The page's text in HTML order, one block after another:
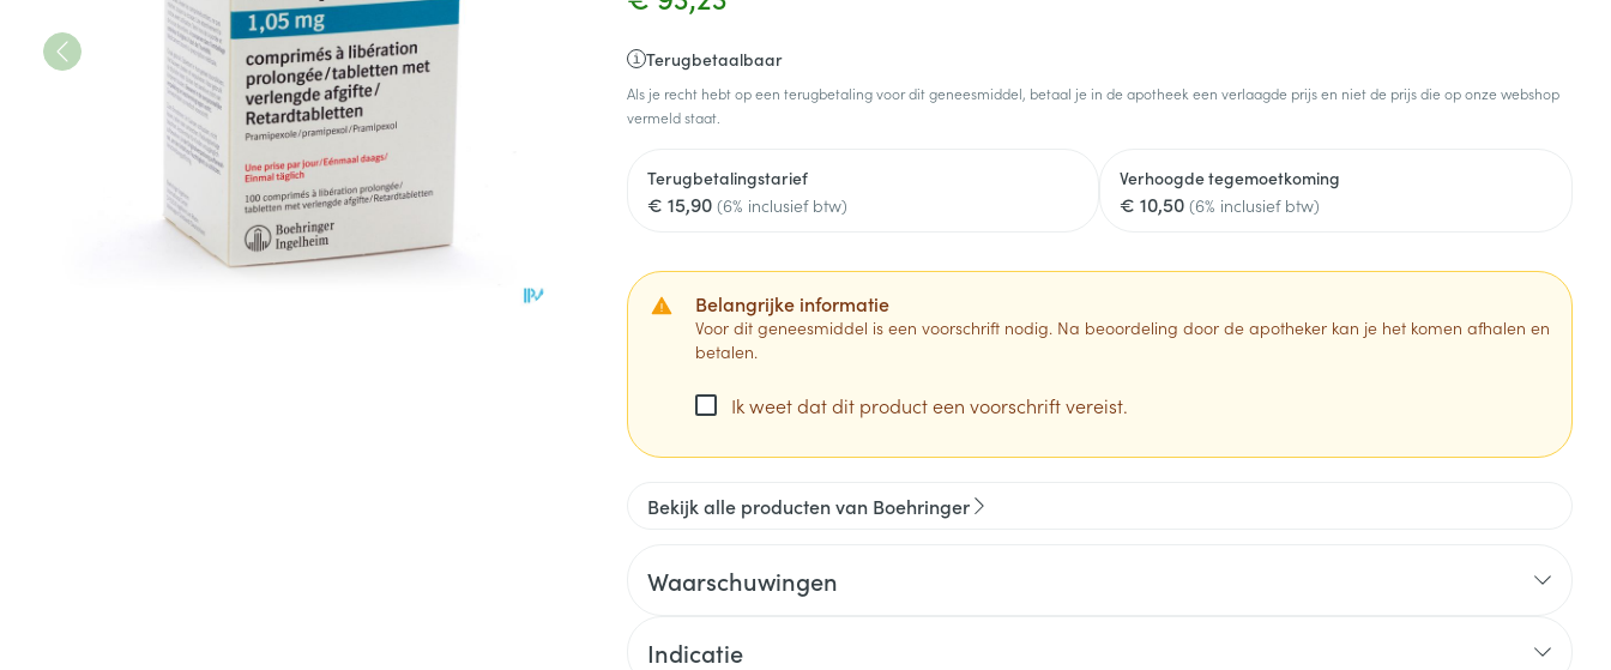
Terugbetaalbaar
Als je recht hebt op een terugbetaling voor dit geneesmiddel, betaal je in de apotheek een verlaagde prijs en niet de prijs die op onze webshop
vermeld staat.
Terugbetalingstarief
€ 15,90 (6% inclusief btw)
Verhoogde tegemoetkoming
€ 10,50 (6% inclusief btw)
Belangrijke informatie
Voor dit geneesmiddel is een voorschrift nodig. Na beoordeling door de apotheker kan je het komen afhalen en
betalen.
Ik weet dat dit product een voorschrift vereist.
Bekijk alle producten van Boehringer
Waarschuwingen
Indicatie